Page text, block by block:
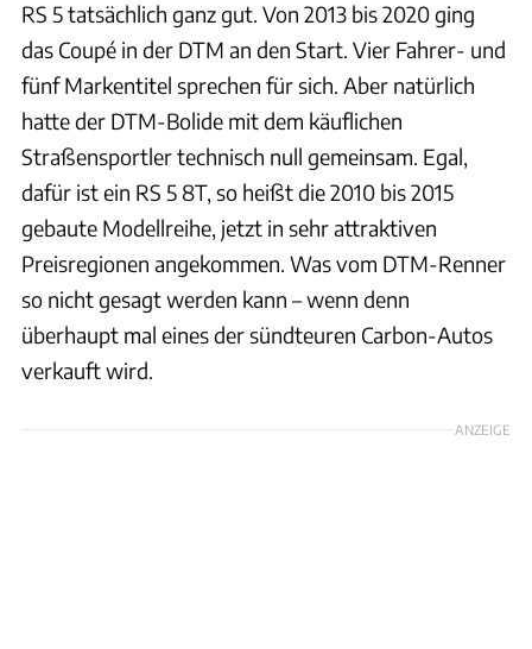
RS 5 tatsächlich ganz gut. Von 2013 bis 2020 ging
das Coupé in der DTM an den Start. Vier Fahrer- und
fünf Markentitel sprechen für sich. Aber natürlich
hatte der DTM-Bolide mit dem käuflichen
Straßensportler technisch null gemeinsam. Egal,
dafür ist ein RS 5 8T, so heißt die 2010 bis 2015
gebaute Modellreihe, jetzt in sehr attraktiven
Preisregionen angekommen. Was vom DTM-Renner
so nicht gesagt werden kann – wenn denn
überhaupt mal eines der sündteuren Carbon-Autos
verkauft wird.
ANZEIGE